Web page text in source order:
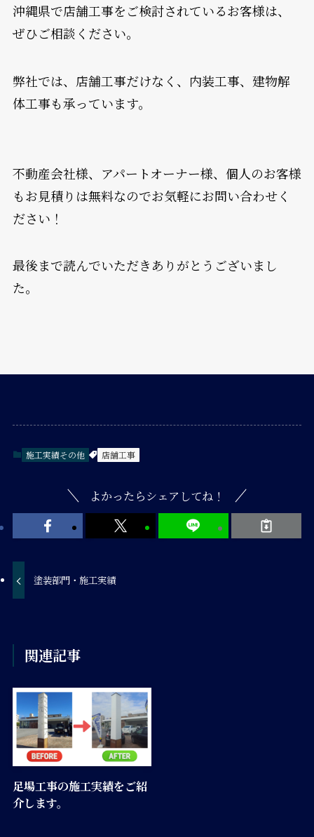
沖縄県で店舗工事をご検討されているお客様は、
ぜひご相談ください。
弊社では、店舗工事だけなく、内装工事、建物解
体工事も承っています。
不動産会社様、アパートオーナー様、個人のお客様
もお見積りは無料なのでお気軽にお問い合わせく
ださい！
最後まで読んでいただきありがとうございまし
た。
施工実績その他 店舗工事
よかったらシェアしてね！
塗装部門・施工実績
関連記事
足場工事の施工実績をご紹
介します。